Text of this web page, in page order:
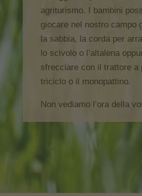
agriturismo. I bambini
giocare nel nostro campo
la sabbia, la corda per
lo scivolo o l’altalena
sfrecciare con il trattore a
triciclo o il monopattino.
Non vediamo l’ora della